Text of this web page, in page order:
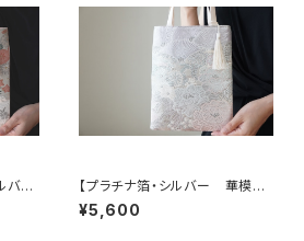
バ
ク
【プラチナ箔・シルバー 華模
様 帯リメイク ミニサブバック
フォーマルバック】結婚式、パー
¥5,600